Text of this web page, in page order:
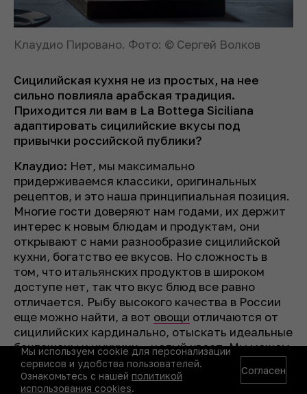
Клаудио Пировано. Фото: © Сергей Волков
Сицилийская кухня не из простых, на нее
сильно повлияла арабская традиция.
Приходится ли вам в La Bottega Siciliana
адаптировать сицилийские вкусы под
привычки российской публики?
Клаудио: Нет, мы максимально
придерживаемся классики, оригинальных
рецептов, и это наша принципиальная позиция.
Многие гости доверяют нам годами, их держит
интерес к новым блюдам и продуктам, они
открывают с нами разнообразие сицилийской
кухни, богатство ее вкусов. Но сложность в
том, что итальянских продуктов в широком
доступе нет, так что вкус блюд все равно
отличается. Рыбу высокого качества в России
еще можно найти, а вот овощи отличаются от
сицилийских кардинально, отыскать идеальные
баклажаны и цуккини – целый квест. Мы можем
сгладить их несовершенства с помощью
поварской техники, обработки, но вкус все
Мы используем cookie для персонализации
сервисов и удобства пользователей.
Ознакомьтесь с нашей политикой
использования cookies.
Согласен